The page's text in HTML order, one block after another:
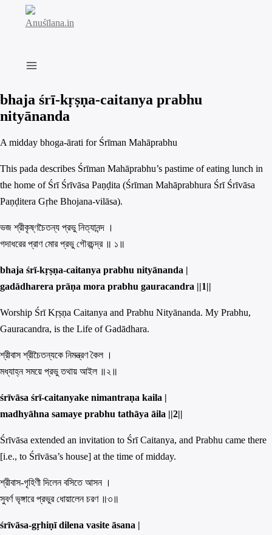
bhaja śrī-kṛṣṇa-caitanya prabhu
nityānanda
A midday bhoga-ārati for Śrīman Mahāprabhu
This pada describes Śrīman Mahāprabhu’s pastime of eating lunch in
the home of Śrī Śrīvāsa Paṇḍita (Śrīman Mahāprabhura Śrī Śrīvāsa
Paṇḍitera Gṛhe Bhojana-vilāsa).
ভজ শ্রীকৃষ্ণচৈতন্য প্রভু নিত্যানন্দ ।
গদাধরের প্রাণ মোর প্রভু গৌরচন্দ্র ॥ ১॥
bhaja śrī-kṛṣṇa-caitanya prabhu nityānanda |
gadādharera prāṇa mora prabhu gauracandra ||1||
Worship Śrī Kṛṣṇa Caitanya and Prabhu Nityānanda. My Prabhu,
Gauracandra, is the Life of Gadādhara.
শ্রীবাস শ্রীচৈতন্যকে নিমন্ত্রণ কৈল ।
মধ্যাহ্ন সময়ে প্রভু তথায় আইল ॥২॥
śrīvāsa śrī-caitanyake nimantraṇa kaila |
madhyāhna samaye prabhu tathāya āila ||2||
Śrīvāsa extended an invitation to Śrī Caitanya, and Prabhu came there
[i.e., to Śrīvāsa’s house] at the time of midday.
শ্রীবাস-গৃহিণী দিলেন বসিতে আসন ।
সুবর্ণ ভৃঙ্গারে প্রভুর ধোয়ালেন চরণ ॥৩॥
śrīvāsa-gṛhiṇī dilena vasite āsana |